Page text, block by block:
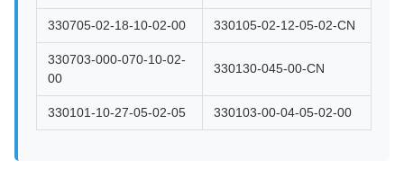
330705-02-18-10-02-00 330105-02-12-05-02-CN
330703-000-070-10-02-
00
330130-045-00-CN
330101-10-27-05-02-05 330103-00-04-05-02-00